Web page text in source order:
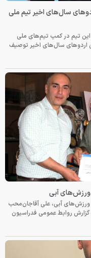
سال‌های اخیر تیم ملی
تیم در کمپ تیم‌های ملی
اردوهای سال‌های اخیر توصیف
ورزش‌های آبی
آبی، علی آقاجان‌محب
روابط عمومی فدراسیون